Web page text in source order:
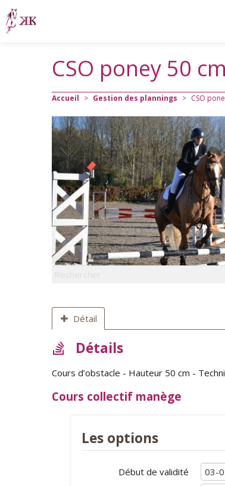
CSO poney 50 cm
Accueil > Gestion des plannings > CSO
Détail
Détails
Cours d’obstacle - Hauteur 50 cm -
Cours collectif manège
Les options
Début de validité